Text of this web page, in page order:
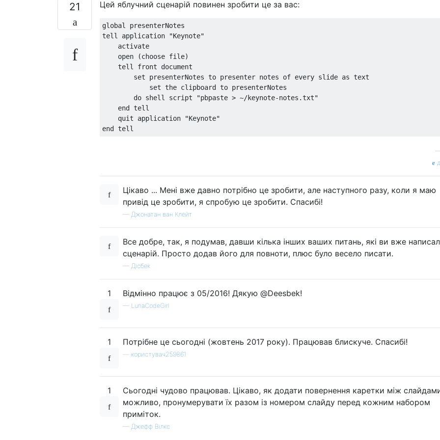
21 Цей яблучний сценарій повинен зробити це за вас:
global presenterNotes
tell application "Keynote"
    activate
    open (choose file)
    tell front document
        set presenterNotes to presenter notes of every slide as text
            set the clipboard to presenterNotes
        do shell script "pbpaste > ~/keynote-notes.txt"
    end tell
    quit application "Keynote"
Цікаво ... Мені вже давно потрібно це зробити, але наступного разу, коли я маю
привід це зробити, я спробую це зробити. Спасибі!
— Джонатан ван Клейт
Все добре, так, я подумав, давши кілька інших ваших питань, які ви вже
сценарій. Просто додав його для повноти, плюс було весело писати.
— Дісбек
1 Відмінно працює з 05/2016! Дякую @Deesbek!
— LunaCodeGirl
1 Потрібне це сьогодні (жовтень 2017 року). Працював блискуче. Спасибі!
користувач259861
1
Сьогодні чудово працював. Цікаво, як додати повернення каретки між
можливо, пронумерувати їх разом із номером слайду перед кожним набором
приміток.
— Джефф Вілкс